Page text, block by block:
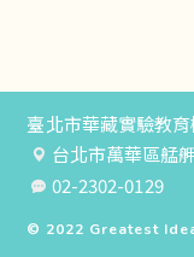
臺北市華藏實驗教
台北市萬華區艋
02-2302-0129
© 2022 Greatest